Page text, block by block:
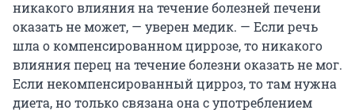
никакого влияния на течение болезней печени
оказать не может, — уверен медик. — Если речь
шла о компенсированном циррозе, то никакого
влияния перец на течение болезни оказать не мог.
Если некомпенсированный цирроз, то там нужна
диета, но только связана она с употреблением